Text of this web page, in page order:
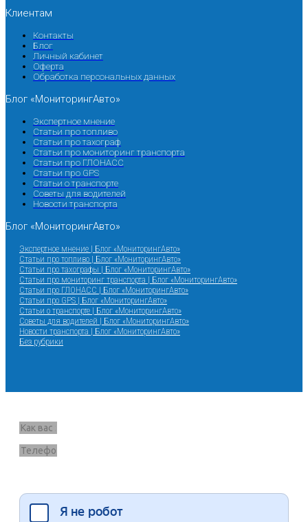
Клиентам
Контакты
Блог
Личный кабинет
Оферта
Обработка персональных данных
Блог «МониторингАвто»
Экспертное мнение
Статьи про топливо
Статьи про тахограф
Статьи про мониторинг транспорта
Статьи про ГЛОНАСС
Статьи про GPS
Статьи о транспорте
Советы для водителей
Новости транспорта
Блог «МониторингАвто»
Экспертное мнение | Блог «МониторингАвто»
Статьи про топливо | Блог «МониторингАвто»
Статьи про тахографы | Блог «МониторингАвто»
Статьи про мониторинг транспорта | Блог «МониторингАвто»
Статьи про ГЛОНАСС | Блог «МониторингАвто»
Статьи про GPS | Блог «МониторингАвто»
Статьи о транспорте | Блог «МониторингАвто»
Советы для водителей | Блог «МониторингАвто»
Новости транспорта | Блог «МониторингАвто»
Без рубрики